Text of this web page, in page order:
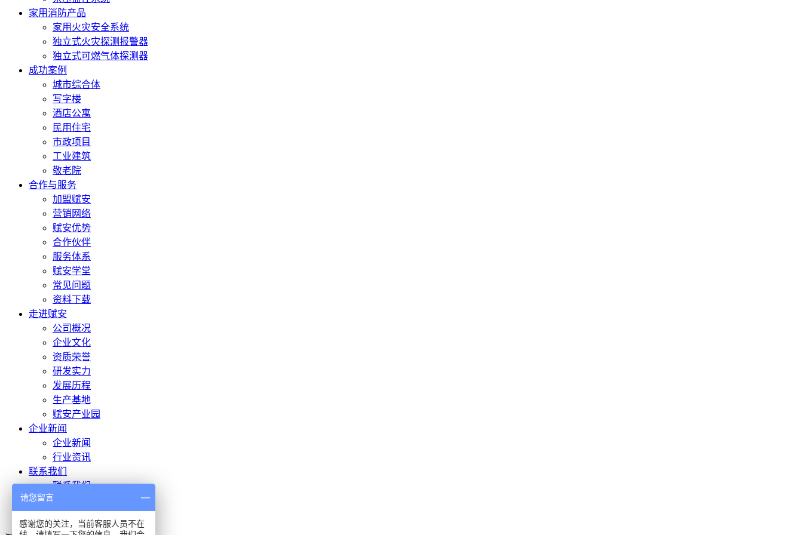
家用消防产品
家用火灾安全系统
独立式火灾探测报警器
独立式可燃气体探测器
成功案例
城市综合体
写字楼
酒店公寓
民用住宅
市政项目
工业建筑
敬老院
合作与服务
加盟赋安
营销网络
赋安优势
合作伙伴
服务体系
赋安学堂
常见问题
资料下载
走进赋安
公司概况
企业文化
资质荣誉
研发实力
发展历程
生产基地
赋安产业园
企业新闻
企业新闻
行业资讯
联系我们
联系我们
投诉建议
请您留言
感谢您的关注，当前客服人员不在